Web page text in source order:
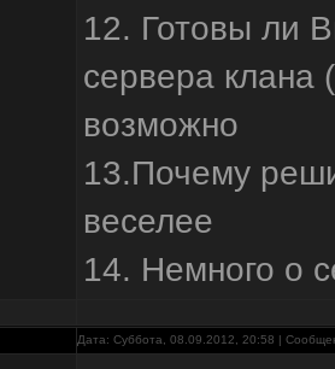
12. Готовы ли
сервера клана
возможно
13.Почему
веселее
14. Немного о
Дата: Суббота, 08.09.2012, 20:58 |